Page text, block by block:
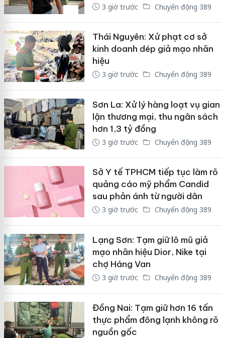
3 giờ trước Chuyển động 389
Thái Nguyên: Xử phạt cơ sở
kinh doanh dép giả mạo nhãn
hiệu
3 giờ trước Chuyển động 389
Sơn La: Xử lý hàng loạt vụ gian
lận thương mại, thu ngân sách
hơn 1,3 tỷ đồng
3 giờ trước Chuyển động 389
Sở Y tế TPHCM tiếp tục làm rõ
quảng cáo mỹ phẩm Candid
sau phản ánh từ người dân
3 giờ trước Chuyển động 389
Lạng Sơn: Tạm giữ lô mũ giả
mạo nhãn hiệu Dior, Nike tại
chợ Háng Van
3 giờ trước Chuyển động 389
Đồng Nai: Tạm giữ hơn 16 tấn
thực phẩm đông lạnh không rõ
nguồn gốc